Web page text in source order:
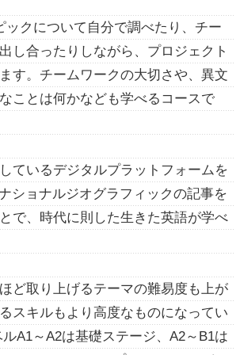
ックについて自分で調べたり、チー
し合ったりしながら、プロジェクト
す。チームワークの大切さや、異文
ことは何かなども学べるコースで
ているデジタルプラットフォームを
ショナルジオグラフィックの記事を
で、時代に則した生きた英語が学べ
ど取り上げるテーマの難易度も上が
スキルもより高度なものになってい
A1～A2は基礎ステージ、A2～B1は